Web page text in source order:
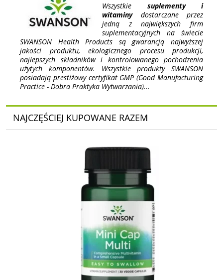
Wszystkie suplementy i
witaminydostarczane przez
jedną z największych firm
suplementacyjnych na świecie
SWANSON Health Products są gwarancją najwyższej
jakości produktu, ekologicznego procesu produkcji,
najlepszych składników i kontrolowanego pochodzenia
użytych komponentów. Wszystkie produkty SWANSON
posiadają prestiżowy certyfikat GMP (Good Manufacturing
Practice - Dobra Praktyka Wytwarzania)...
NAJCZĘŚCIEJ KUPOWANE RAZEM